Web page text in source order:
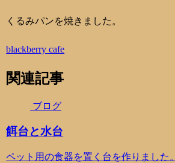
くるみパンを焼きました。
blackberry cafe
関連記事
ブログ
餌台と水台
ペット用の食器を置く台を作りました。